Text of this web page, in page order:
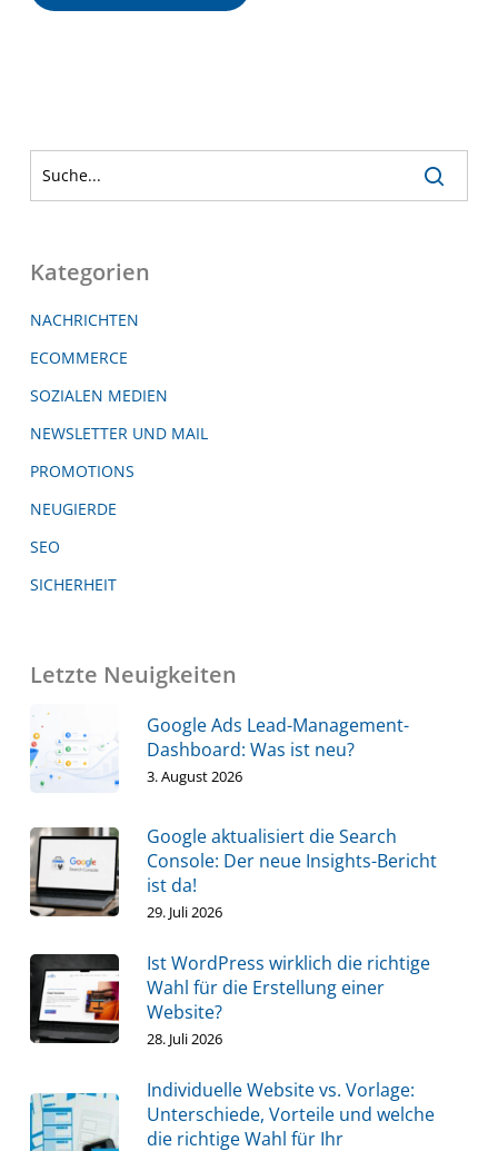
Kategorien
NACHRICHTEN
ECOMMERCE
SOZIALEN MEDIEN
NEWSLETTER UND MAIL
PROMOTIONS
NEUGIERDE
SEO
SICHERHEIT
Letzte Neuigkeiten
Google Ads Lead-Management-
Dashboard: Was ist neu?
3. August 2026
Google aktualisiert die Search
Console: Der neue Insights-Bericht
ist da!
29. Juli 2026
Ist WordPress wirklich die richtige
Wahl für die Erstellung einer
Website?
28. Juli 2026
Individuelle Website vs. Vorlage:
Unterschiede, Vorteile und welche
die richtige Wahl für Ihr